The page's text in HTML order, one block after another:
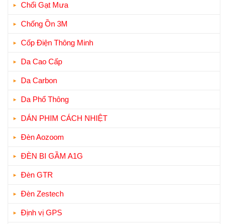
Chổi Gạt Mưa
Chống Ồn 3M
Cốp Điện Thông Minh
Da Cao Cấp
Da Carbon
Da Phổ Thông
DÁN PHIM CÁCH NHIỆT
Đèn Aozoom
ĐÈN BI GẦM A1G
Đèn GTR
Đèn Zestech
Định vị GPS